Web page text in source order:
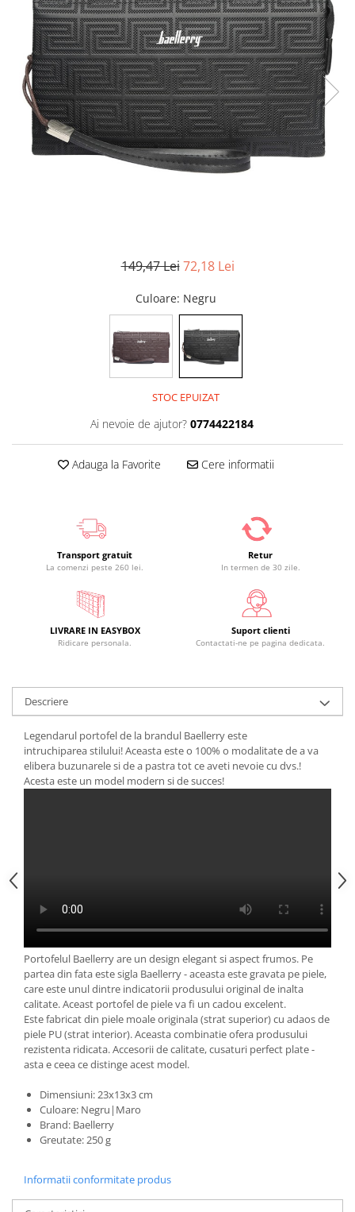
149,47 Lei 72,18 Lei
Culoare: Negru
STOC EPUIZAT
Ai nevoie de ajutor? 0774422184
Adauga la Favorite Cere informatii
Transport gratuit
La comenzi peste 260 lei.
Retur
In termen de 30 zile.
LIVRARE IN EASYBOX
Ridicare personala.
Suport clienti
Contactati-ne pe pagina dedicata.
Descriere
Legendarul portofel de la brandul Baellerry este
intruchiparea stilului! Aceasta este o 100% o modalitate de a va
elibera buzunarele si de a pastra tot ce aveti nevoie cu dvs.!
Acesta este un model modern si de succes!
Portofelul Baellerry are un design elegant si aspect frumos. Pe
partea din fata este sigla Baellerry - aceasta este gravata pe piele,
care este unul dintre indicatorii produsului original de inalta
calitate. Aceast portofel de piele va fi un cadou excelent.
Este fabricat din piele moale originala (strat superior) cu adaos de
piele PU (strat interior). Aceasta combinatie ofera produsului
rezistenta ridicata. Accesorii de calitate, cusaturi perfect plate -
asta e ceea ce distinge acest model.
Dimensiuni: 23x13x3 cm
Culoare: Negru|Maro
Brand: Baellerry
Greutate: 250 g
Informatii conformitate produs